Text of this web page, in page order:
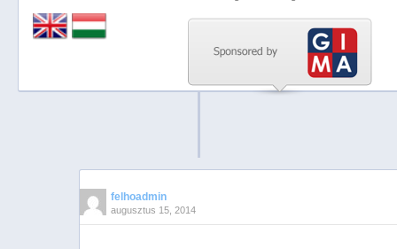
felhoadmin
augusztus 15, 2014